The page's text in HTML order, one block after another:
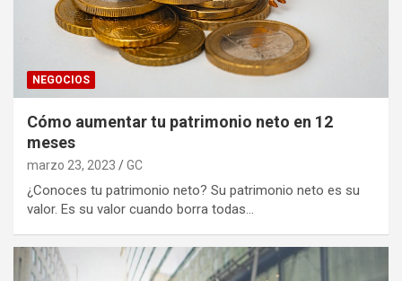
NEGOCIOS
Cómo aumentar tu patrimonio neto en 12
meses
marzo 23, 2023 GC
¿Conoces tu patrimonio neto? Su patrimonio neto es su
valor. Es su valor cuando borra todas…